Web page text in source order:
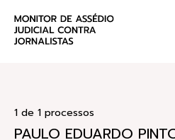
1 de 1 processos
PAULO EDUARDO